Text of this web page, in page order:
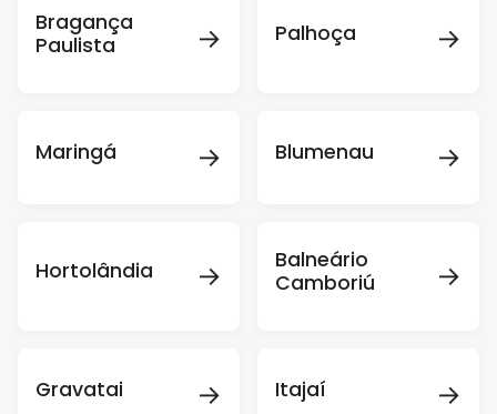
Bragança
Paulista
→ Palhoça →
Maringá → Blumenau →
Hortolândia →
Balneário
Camboriú
→
Gravatai → Itajaí →